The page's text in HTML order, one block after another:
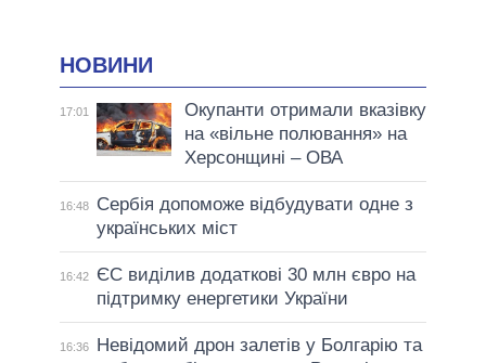
НОВИНИ
17:01
Окупанти отримали вказівку
на «вільне полювання» на
Херсонщині – ОВА
16:48
Сербія допоможе відбудувати одне з
українських міст
16:42
ЄС виділив додаткові 30 млн євро на
підтримку енергетики України
16:36
Невідомий дрон залетів у Болгарію та